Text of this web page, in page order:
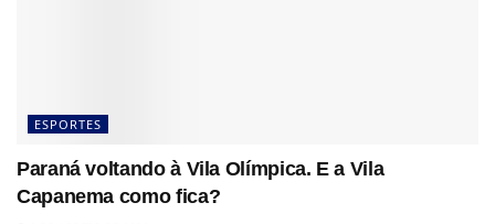
ESPORTES
Paraná voltando à Vila Olímpica. E a Vila
Capanema como fica?